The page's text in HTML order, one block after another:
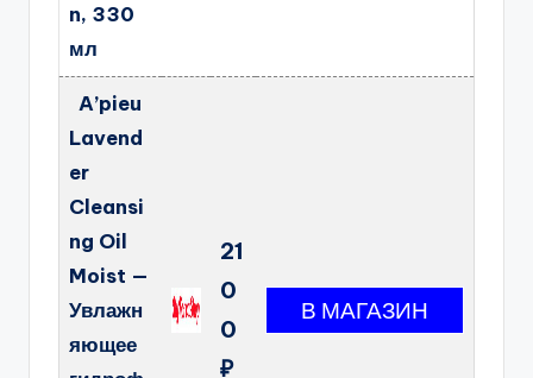
n, 330
мл
A’pieu
Lavend
er
Cleansi
ng Oil
Moist —
Увлажн
яющее
21
0
0
₽